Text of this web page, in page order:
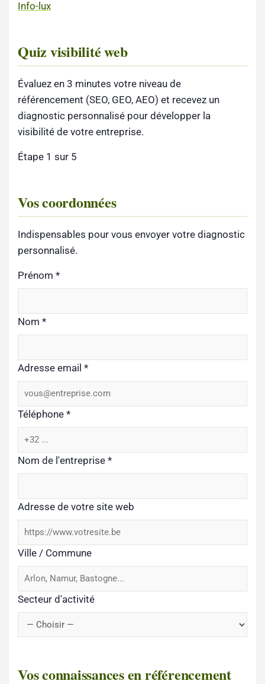
Info-lux
Quiz visibilité web
Évaluez en 3 minutes votre niveau de
référencement (SEO, GEO, AEO) et recevez un
diagnostic personnalisé pour développer la
visibilité de votre entreprise.
Étape 1 sur 5
Vos coordonnées
Indispensables pour vous envoyer votre diagnostic
personnalisé.
Prénom *
Nom *
Adresse email *
Téléphone *
Nom de l'entreprise *
Adresse de votre site web
Ville / Commune
Secteur d'activité
Vos connaissances en référencement